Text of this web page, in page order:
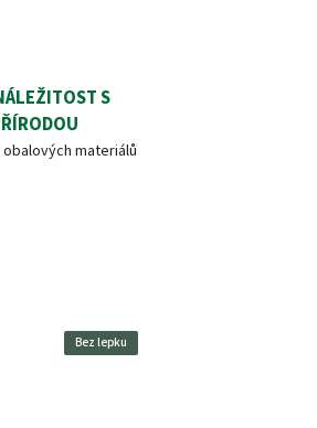
S
materiálů
Bez lepku